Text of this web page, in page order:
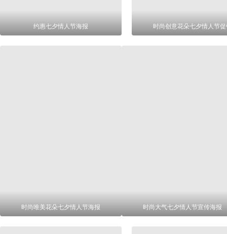
约惠七夕情人节海报 时尚创意花朵七夕情人节
时尚唯美花朵七夕情人节海报 时尚大气七夕情人节宣传海报